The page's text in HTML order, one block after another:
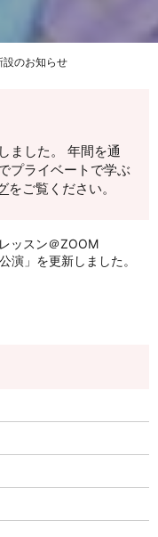
のお知らせ
ました。 年間を通
プライベートで学ぶ
をご覧ください。
ッスン＠ZOOM
演」を更新しました。